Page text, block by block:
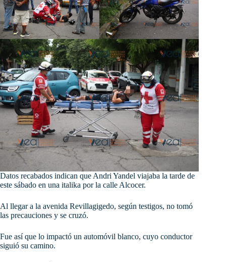
Datos recabados indican que Andri Yandel viajaba la tarde de
este sábado en una italika por la calle Alcocer.
Al llegar a la avenida Revillagigedo, según testigos, no tomó
las precauciones y se cruzó.
Fue así que lo impactó un automóvil blanco, cuyo conductor
siguió su camino.